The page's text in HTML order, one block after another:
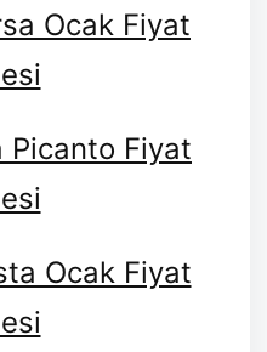
Ocak Fiyat
Picanto Fiyat
Ocak Fiyat